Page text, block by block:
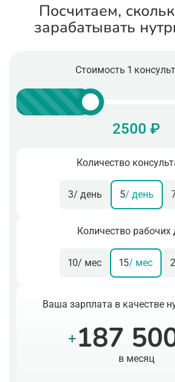
Посчитаем,
зарабатывать
Стоимость 1
2500 ₽
Количество
3/ день 5/ день
Количество рабочих
10/ мес 15/ мес
Ваша зарплата в качестве
+187
в месяц